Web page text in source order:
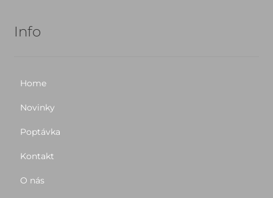
Info
Home
Novinky
Poptávka
Kontakt
O nás